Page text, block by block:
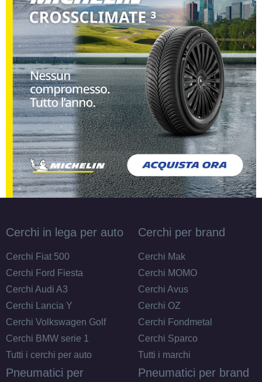
Cerchi in lega per auto
Cerchi Fiat 500
Cerchi Ford Fiesta
Cerchi Audi A3
Cerchi Lancia Y
Cerchi Volkswagen Golf
Cerchi BMW serie 1
Tutti i cerchi per auto
Cerchi per brand
Cerchi Mak
Cerchi MOMO
Cerchi Avus
Cerchi OZ
Cerchi Fondmetal
Cerchi Sparco
Tutti i marchi
Pneumatici per
Pneumatici per brand